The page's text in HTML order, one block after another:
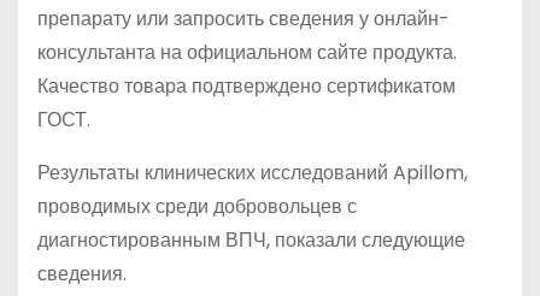
препарату или запросить сведения у онлайн-
консультанта на официальном сайте продукта.
Качество товара подтверждено сертификатом
ГОСТ.
Результаты клинических исследований Apillom,
проводимых среди добровольцев с
диагностированным ВПЧ, показали следующие
сведения.